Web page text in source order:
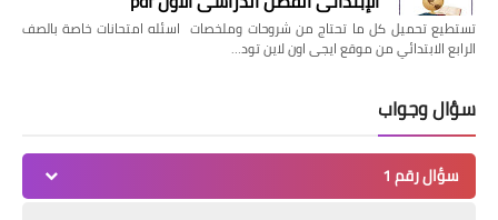
تستطيع تحميل كل ما تحتاج من شروحات وملخصات اسئله امتحانات خاصة بالصف
الرابع الابتدائي من موقع ايجى اون لاين تود…
سؤال وجواب
سؤال رقم 1